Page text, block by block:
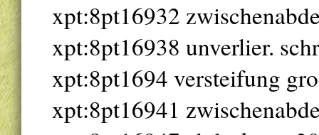
xpt:8pt16932
xpt:8pt16938 unverlier.
xpt:8pt1694 versteifung
xpt:8pt16941